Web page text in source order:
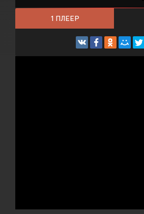
Регистрация
Или войти
1 ПЛЕЕР